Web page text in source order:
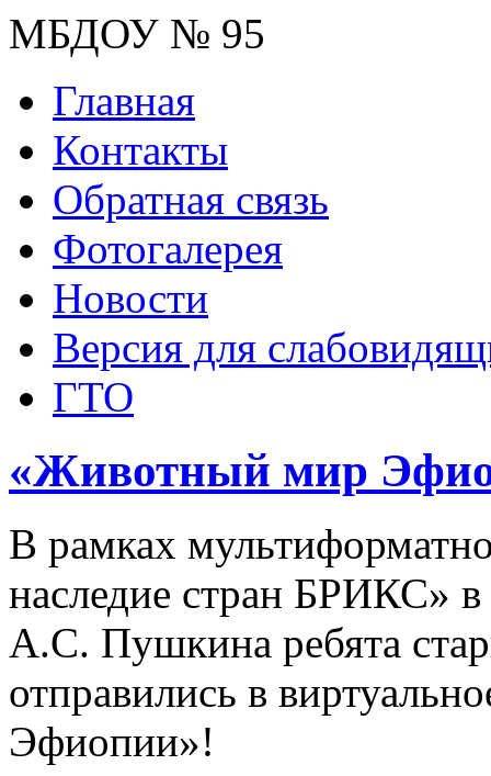
МБДОУ № 95
Главная
Контакты
Обратная связь
Фотогалерея
Новости
Версия для
ГТО
«Животный мир
В рамках
наследие стран БРИКС»
А.С. Пушкина ребята
отправились в
Эфиопии»!